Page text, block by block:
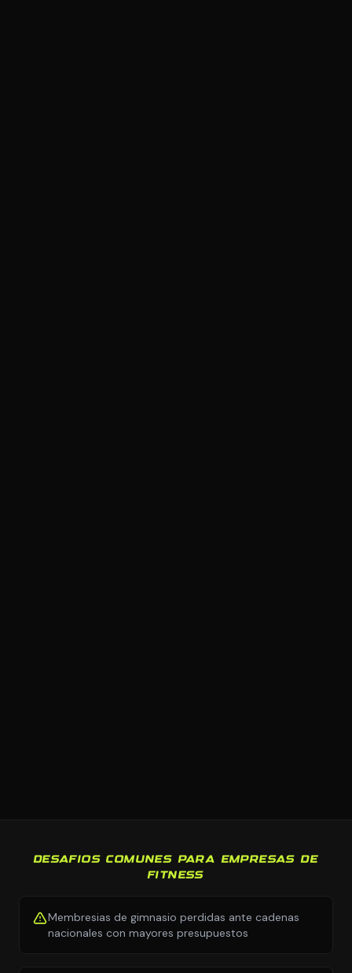
DESAFIOS COMUNES PARA EMPRESAS DE
FITNESS
Membresias de gimnasio perdidas ante cadenas
nacionales con mayores presupuestos